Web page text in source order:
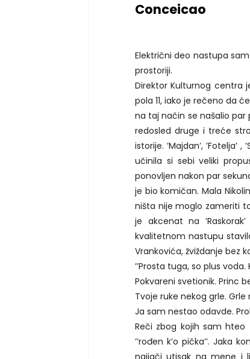
Conceicao
Električni deo nastupa
prostoriji.
Direktor Kulturnog centra
pola 11, iako je rečeno da
na taj način se našalio par
redosled druge i treće
istorije. ’Majdan’,
učinila si sebi veliki
ponovljen nakon par
je bio komičan. Mala
ništa nije moglo zameriti
je akcenat na
kvalitetnom nastupu
Vrankovića, žviždanje bez
’’Prosta tuga, so plus
Pokvareni svetionik. Princ
Tvoje ruke nekog grle.
Ja sam nestao odavde.
Reči zbog kojih sam hteo
’’rođen k’o pička’’. Jaka